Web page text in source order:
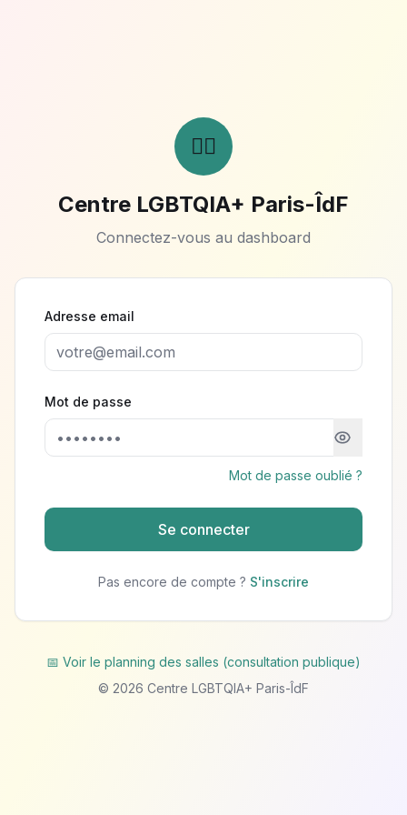
🏳️‍🌈
Centre LGBTQIA+ Paris-ÎdF
Connectez-vous au dashboard
Adresse email
Mot de passe
Mot de passe oublié ?
Se connecter
Pas encore de compte ? S'inscrire
📅 Voir le planning des salles (consultation publique)
© 2026 Centre LGBTQIA+ Paris-ÎdF